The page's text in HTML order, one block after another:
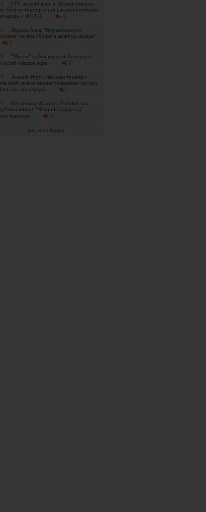
UFC асосий жанги Нурмагомедов -
бўлган турнир учун расмий постерни
қилди + ФОТО
0
Абдель-Азиз: "Нурмагомедов
таслим бўлишга мажбур қилади"
0
"Милан" собиқ юлдузи Англиядан
сотиб олишга яқин
0
Асосий тўрга саралаш турнири
етиб келган теннисчимизнинг эртаги
якунланди
0
Муҳаммад Жалудга Ўзбекистон
"Фахрий фуқароси"
берилди
0
яна янгиликлар